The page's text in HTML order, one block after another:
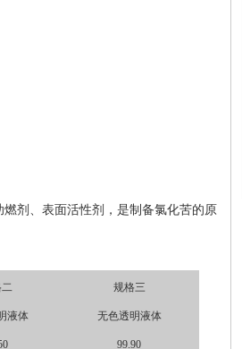
剂、表面活性剂，是制备氯化苦的原
规格三
液体 无色透明液体
99.90